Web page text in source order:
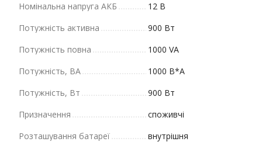
Номінальна напруга АКБ
12 В
Потужність активна
900 Вт
Потужність повна
1000 VA
Потужність, ВА
1000 В*А
Потужність, Вт
900 Вт
Призначення
споживчі
Розташування батареї
внутрішня